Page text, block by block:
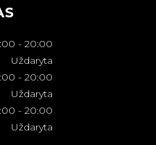
- 20:00
Uždaryta
- 20:00
Uždaryta
- 20:00
Uždaryta